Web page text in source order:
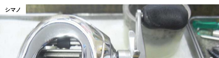
シマノ